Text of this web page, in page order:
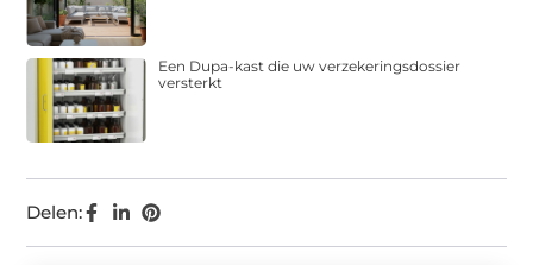
Delen:
Een Dupa-kast die uw verzekeringsdossier
versterkt